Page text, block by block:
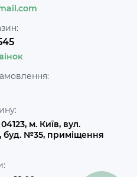
м. Київ, вул.
буд. №35, приміщення